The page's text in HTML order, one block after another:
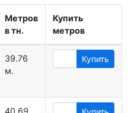
Метров
в тн.
Купить
метров
39.76
м.
Купить
40.69